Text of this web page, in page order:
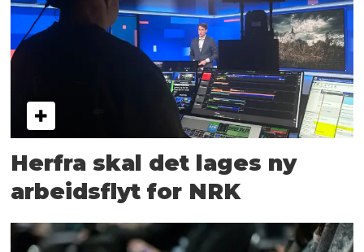
Herfra skal det lages ny
arbeidsflyt for NRK